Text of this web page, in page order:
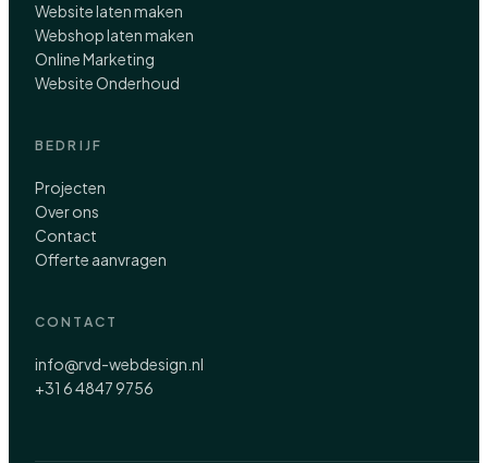
Website laten maken
Webshop laten maken
Online Marketing
Website Onderhoud
BEDRIJF
Projecten
Over ons
Contact
Offerte aanvragen
CONTACT
info@rvd-webdesign.nl
+31 6 4847 9756